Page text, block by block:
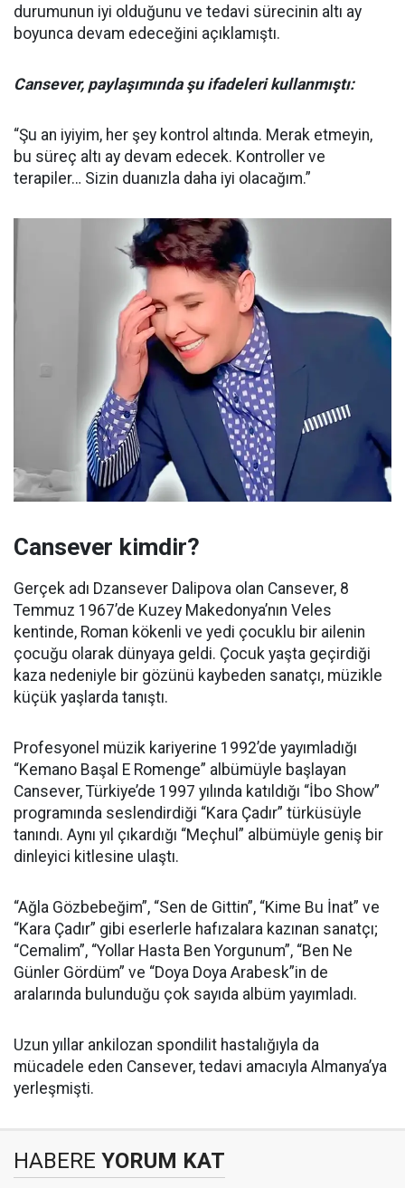
durumunun iyi olduğunu ve tedavi sürecinin altı ay
boyunca devam edeceğini açıklamıştı.
Cansever, paylaşımında şu ifadeleri kullanmıştı:
“Şu an iyiyim, her şey kontrol altında. Merak etmeyin,
bu süreç altı ay devam edecek. Kontroller ve
terapiler… Sizin duanızla daha iyi olacağım.”
Cansever kimdir?
Gerçek adı Dzansever Dalipova olan Cansever, 8
Temmuz 1967’de Kuzey Makedonya’nın Veles
kentinde, Roman kökenli ve yedi çocuklu bir ailenin
çocuğu olarak dünyaya geldi. Çocuk yaşta geçirdiği
kaza nedeniyle bir gözünü kaybeden sanatçı, müzikle
küçük yaşlarda tanıştı.
Profesyonel müzik kariyerine 1992’de yayımladığı
“Kemano Başal E Romenge” albümüyle başlayan
Cansever, Türkiye’de 1997 yılında katıldığı “İbo Show”
programında seslendirdiği “Kara Çadır” türküsüyle
tanındı. Aynı yıl çıkardığı “Meçhul” albümüyle geniş bir
dinleyici kitlesine ulaştı.
“Ağla Gözbebeğim”, “Sen de Gittin”, “Kime Bu İnat” ve
“Kara Çadır” gibi eserlerle hafızalara kazınan sanatçı;
“Cemalim”, “Yollar Hasta Ben Yorgunum”, “Ben Ne
Günler Gördüm” ve “Doya Doya Arabesk”in de
aralarında bulunduğu çok sayıda albüm yayımladı.
Uzun yıllar ankilozan spondilit hastalığıyla da
mücadele eden Cansever, tedavi amacıyla Almanya’ya
yerleşmişti.
HABERE YORUM KAT